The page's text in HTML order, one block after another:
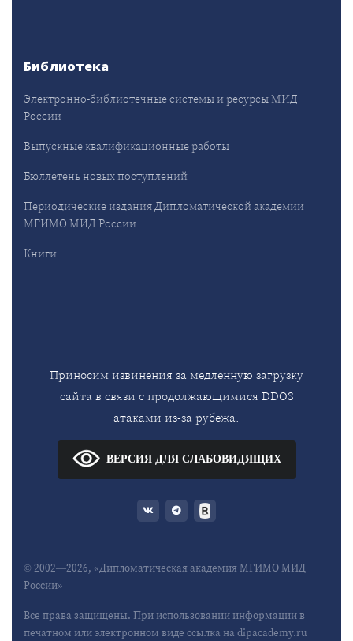
Библиотека
Электронно-библиотечные системы и ресурсы МИД
России
Выпускные квалификационные работы
Бюллетень новых поступлений
Периодические издания Дипломатической академии
МГИМО МИД России
Книги
Приносим извинения за медленную загрузку
сайта в связи с продолжающимися DDOS
атаками из-за рубежа.
ВЕРСИЯ ДЛЯ СЛАБОВИДЯЩИХ
© 2002—2026, «Дипломатическая академия МГИМО МИД
России»
Все права защищены. При использовании информации в
печатном или электронном виде ссылка на dipacademy.ru